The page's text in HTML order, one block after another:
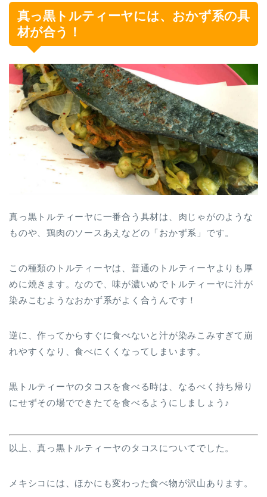
真っ黒トルティーヤには、おかず系の具
材が合う！
真っ黒トルティーヤに一番合う具材は、肉じゃがのような
ものや、鶏肉のソースあえなどの「おかず系」です。
この種類のトルティーヤは、普通のトルティーヤよりも厚
めに焼きます。なので、味が濃いめでトルティーヤに汁が
染みこむようなおかず系がよく合うんです！
逆に、作ってからすぐに食べないと汁が染みこみすぎて崩
れやすくなり、食べにくくなってしまいます。
黒トルティーヤのタコスを食べる時は、なるべく持ち帰り
にせずその場でできたてを食べるようにしましょう♪
以上、真っ黒トルティーヤのタコスについてでした。
メキシコには、ほかにも変わった食べ物が沢山あります。